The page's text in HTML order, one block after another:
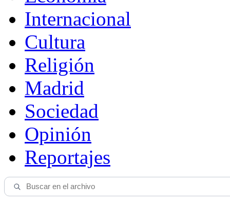
Internacional
Cultura
Religión
Madrid
Sociedad
Opinión
Reportajes